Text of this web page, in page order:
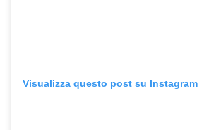
Visualizza questo post su Instagram